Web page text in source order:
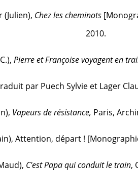
(Julien), Chez les cheminots
2010.
Pierre et Françoise voyagent en
par Puech Sylvie et Lager
Vapeurs de résistance, Paris,
Attention, départ !
C'est Papa qui conduit le train,